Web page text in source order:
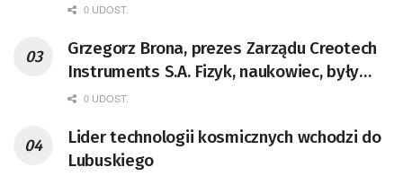
0 UDOST.
Grzegorz Brona, prezes Zarządu Creotech
Instruments S.A. Fizyk, naukowiec, były
pracownik CERN w Genewie,
doktor habilitowany nauk fizycznych,
koordynator Rady Sektorowej ds.
0 UDOST.
Lider technologii kosmicznych wchodzi do
Lubuskiego